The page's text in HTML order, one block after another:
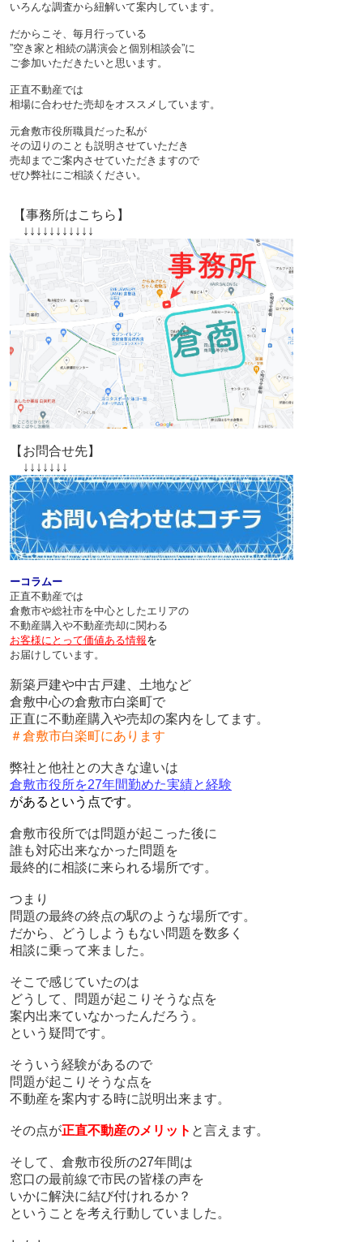
いろんな調査から紐解いて案内しています。
だからこそ、毎月行っている
”空き家と相続の講演会と個別相談会”に
ご参加いただきたいと思います。
正直不動産では
相場に合わせた売却をオススメしています。
元倉敷市役所職員だった私が
その辺りのことも説明させていただき
売却までご案内させていただきますので
ぜひ弊社にご相談ください。
【事務所はこちら】
↓↓↓↓↓↓↓↓↓↓↓
【お問合せ先】
↓↓↓↓↓↓↓
ーコラムー
正直不動産では
倉敷市や総社市を中心としたエリアの
不動産購入や不動産売却に関わる
お客様にとって価値ある情報を
お届けしています。
新築戸建や中古戸建、土地など
倉敷中心の倉敷市白楽町で
正直に不動産購入や売却の案内をしてます。
＃倉敷市白楽町にあります
弊社と他社との大きな違いは
倉敷市役所を27年間勤めた実績と経験
があるという点です。
倉敷市役所では問題が起こった後に
誰も対応出来なかった問題を
最終的に相談に来られる場所です。
つまり
問題の最終の終点の駅のような場所です。
だから、どうしようもない問題を数多く
相談に乗って来ました。
そこで感じていたのは
どうして、問題が起こりそうな点を
案内出来ていなかったんだろう。
という疑問です。
そういう経験があるので
問題が起こりそうな点を
不動産を案内する時に説明出来ます。
その点が正直不動産のメリット と言えます。
そして、倉敷市役所の27年間は
窓口の最前線で市民の皆様の声を
いかに解決に結び付けれるか？
ということを考え行動していました。